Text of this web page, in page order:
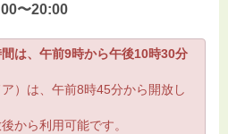
〜20:00
は、午前9時から午後10時30分
）は、午前8時45分から開放し
から利用可能です。